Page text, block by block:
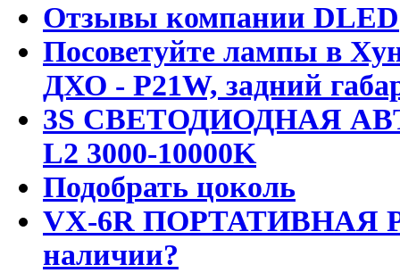
Отзывы компании DLED
Посоветуйте лампы в
ДХО - P21W, задний
3S СВЕТОДИОДНАЯ
L2 3000-10000K
Подобрать цоколь
VX-6R ПОРТАТИВНАЯ
наличии?